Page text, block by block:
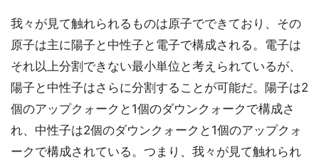
我々が見て触れられるものは原子でできており、その
原子は主に陽子と中性子と電子で構成される。電子は
それ以上分割できない最小単位と考えられているが、
陽子と中性子はさらに分割することが可能だ。陽子は2
個のアップクォークと1個のダウンクォークで構成さ
れ、中性子は2個のダウンクォークと1個のアップクォ
ークで構成されている。つまり、我々が見て触れられ